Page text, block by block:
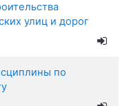
улиц и дорог
по